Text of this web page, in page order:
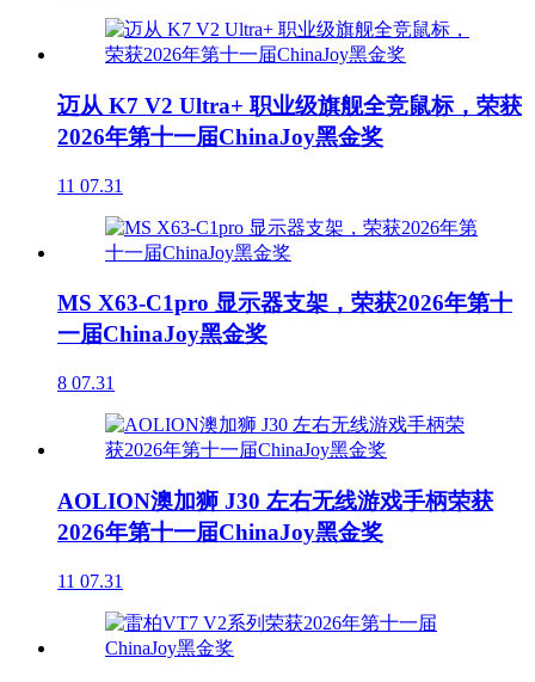
迈从 K7 V2 Ultra+ 职业级旗舰全竞鼠标，荣获
2026年第十一届ChinaJoy黑金奖
11 07.31
MS X63-C1pro 显示器支架，荣获2026年第十
一届ChinaJoy黑金奖
8 07.31
AOLION澳加狮 J30 左右无线游戏手柄荣获
2026年第十一届ChinaJoy黑金奖
11 07.31